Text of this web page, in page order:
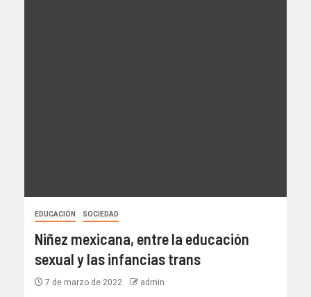
EDUCACIÓN SOCIEDAD
Niñez mexicana, entre la educación
sexual y las infancias trans
7 de marzo de 2022 admin